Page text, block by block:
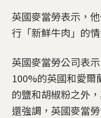
英國麥當勞表示，
行「新鮮牛肉」的
英國麥當勞公司表
100%的英國和愛爾
的鹽和胡椒粉之外
還強調，英國麥當